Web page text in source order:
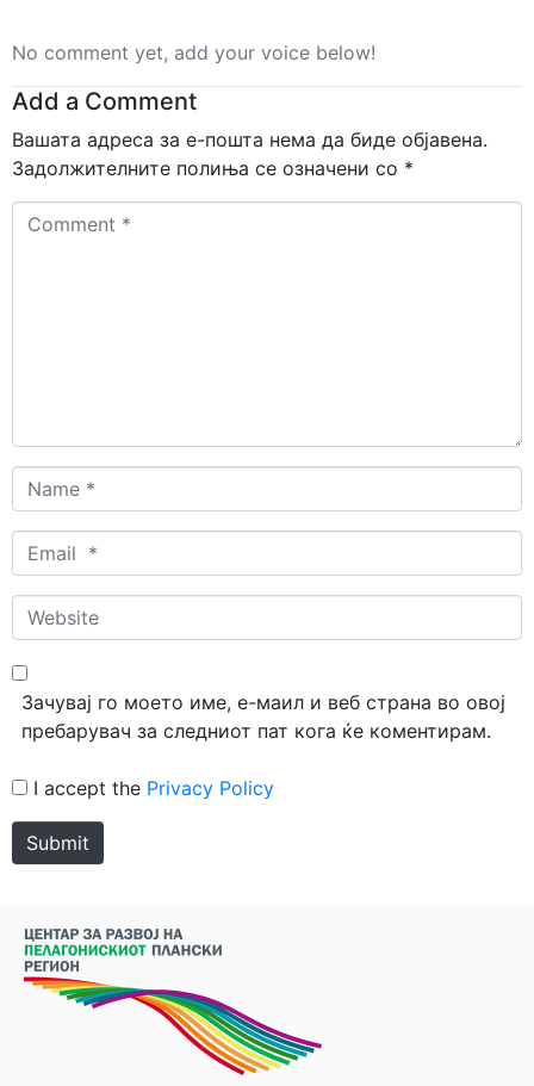
No comment yet, add your voice below!
Add a Comment
Вашата адреса за е-пошта нема да биде објавена.
Задолжителните полиња се означени со *
Comment
Name
*
Email
*
Website
Зачувај го моето име, е-маил и веб страна во овој
пребарувач за следниот пат кога ќе коментирам.
I accept the Privacy Policy
Submit